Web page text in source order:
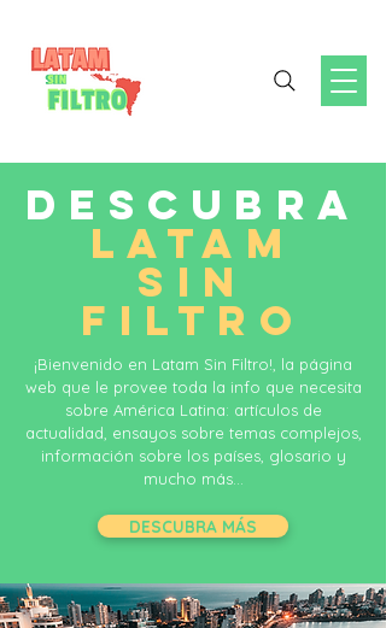
DESCUBRA
LATAM
SIN
FILTRO
¡Bienvenido en Latam Sin Filtro!, la página
web que le provee toda la info que necesita
sobre América Latina: artículos de
actualidad, ensayos sobre temas complejos,
información sobre los países, glosario y
mucho más...
DESCUBRA MÁS